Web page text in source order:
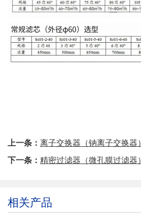
上一条： 离子交换器（钠离子交换器）
下一条： 精密过滤器（微孔膜过滤器）
相关产品